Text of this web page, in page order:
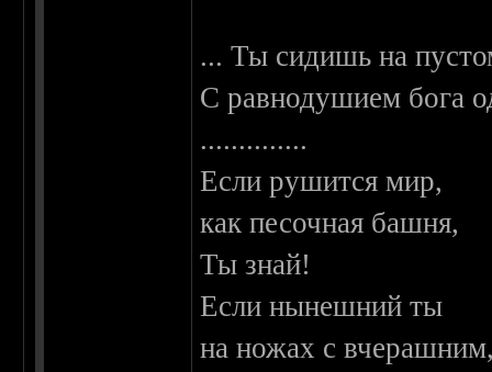
... Ты сидишь на
С равнодушием бога
..............
Если рушится мир,
как песочная башня,
Ты знай!
Если нынешний ты
на ножах с